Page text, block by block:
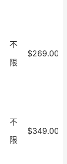
不
限
$269.00
不
限
$349.00